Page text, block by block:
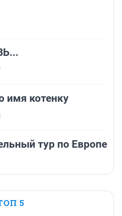
имя котенку
тур по Европе
5